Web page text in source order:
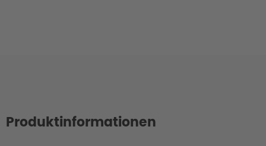
Produktinformationen